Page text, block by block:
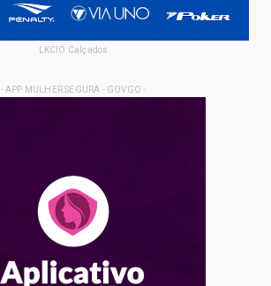
LKCIO Calçados
- APP MULHER SEGURA - GOVGO -